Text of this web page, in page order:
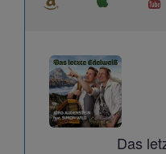
Das